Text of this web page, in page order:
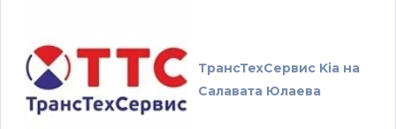
ТрансТехСервис Kia на
Салавата Юлаева